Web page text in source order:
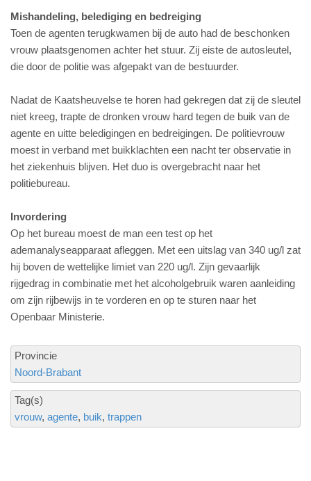
Mishandeling, belediging en bedreiging
Toen de agenten terugkwamen bij de auto had de beschonken
vrouw plaatsgenomen achter het stuur. Zij eiste de autosleutel,
die door de politie was afgepakt van de bestuurder.
Nadat de Kaatsheuvelse te horen had gekregen dat zij de sleutel
niet kreeg, trapte de dronken vrouw hard tegen de buik van de
agente en uitte beledigingen en bedreigingen. De politievrouw
moest in verband met buikklachten een nacht ter observatie in
het ziekenhuis blijven. Het duo is overgebracht naar het
politiebureau.
Invordering
Op het bureau moest de man een test op het
ademanalyseapparaat afleggen. Met een uitslag van 340 ug/l zat
hij boven de wettelijke limiet van 220 ug/l. Zijn gevaarlijk
rijgedrag in combinatie met het alcoholgebruik waren aanleiding
om zijn rijbewijs in te vorderen en op te sturen naar het
Openbaar Ministerie.
Provincie
Noord-Brabant
Tag(s)
vrouw agente buik trappen